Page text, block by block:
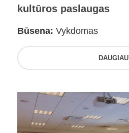
kultūros paslaugas
Būsena: Vykdomas
DAUGIAU